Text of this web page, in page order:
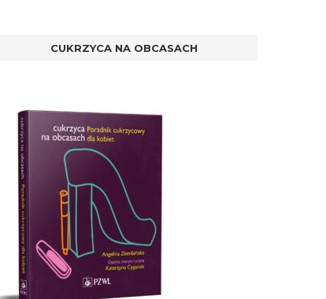
CUKRZYCA NA OBCASACH